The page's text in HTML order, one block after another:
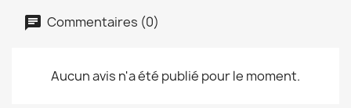
Commentaires (0)
Aucun avis n'a été publié pour le moment.